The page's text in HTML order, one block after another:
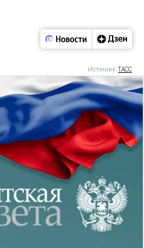
Источник:ТАСС